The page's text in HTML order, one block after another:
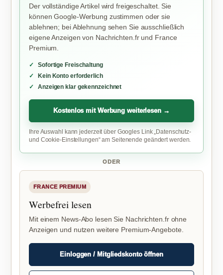
Der vollständige Artikel wird freigeschaltet. Sie
können Google-Werbung zustimmen oder sie
ablehnen; bei Ablehnung sehen Sie ausschließlich
eigene Anzeigen von Nachrichten.fr und France
Premium.
Sofortige Freischaltung
Kein Konto erforderlich
Anzeigen klar gekennzeichnet
Kostenlos mit Werbung weiterlesen →
Ihre Auswahl kann jederzeit über Googles Link „Datenschutz-
und Cookie-Einstellungen“ am Seitenende geändert werden.
ODER
FRANCE PREMIUM
Werbefrei lesen
Mit einem News-Abo lesen Sie Nachrichten.fr ohne
Anzeigen und nutzen weitere Premium-Angebote.
Einloggen / Mitgliedskonto öffnen